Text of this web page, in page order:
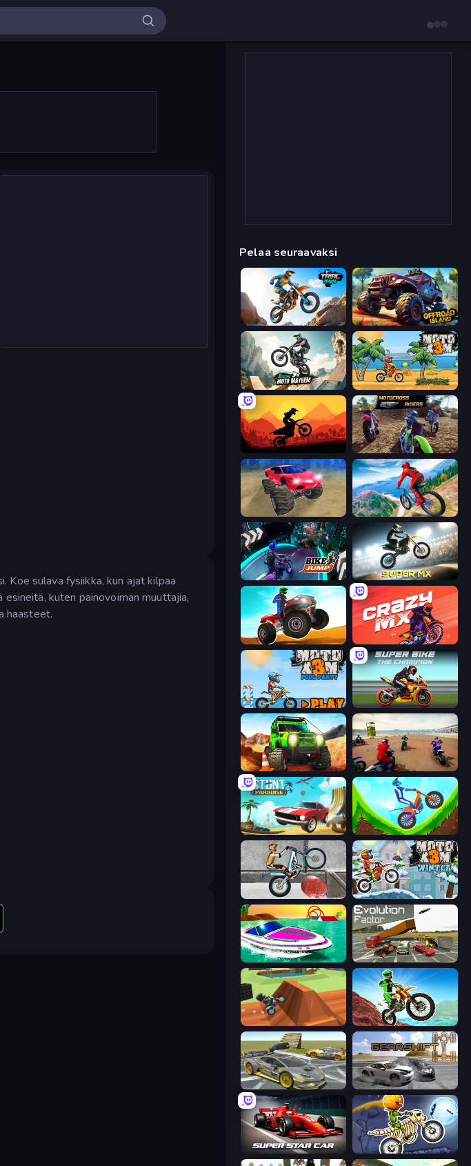
sulava fysiikka, kun ajat kilpaa
kuten painovoiman muuttajia,
haasteet.
Pelaa seuraavaksi
Trial Mania Offroad Island
Xtreme Moto Mayhem Moto X3M
Sunset Bike Racing MotoCross Riders
Riders Downhill Racing
Bike Jump Super MX - Last Season
ATV Ultimate Offroad Crazy MX
Moto X3M 5: Pool Party Super Bike The Champion
Offroad Life 3D Super MX - The Champion
Stunt Paradise Hill Climb on Moto Bike
Trials Ice Ride Moto X3M 4 Winter
Jet Boat Racing Evolution Factor
Blocky Trials Dirt Bike Mad Skills
Wrong Way Gearshift One
Super Star Car Moto X3M 6: Spooky Land